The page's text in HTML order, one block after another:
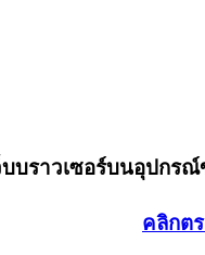
บบราวเซอร์บนอุปกร
คลิกต